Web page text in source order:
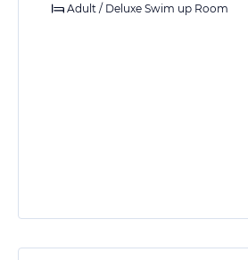
Adult / Deluxe Swim up Room